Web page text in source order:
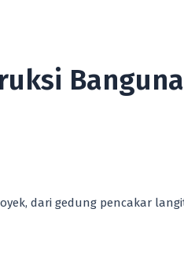
dari gedung pencakar